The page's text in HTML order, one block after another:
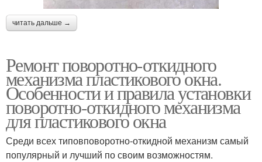
читать дальше →
Ремонт поворотно-откидного
механизма пластикового окна.
Особенности и правила установки
поворотно-откидного механизма
для пластикового окна
Среди всех типовповоротно-откидной механизм самый
популярный и лучший по своим возможностям.